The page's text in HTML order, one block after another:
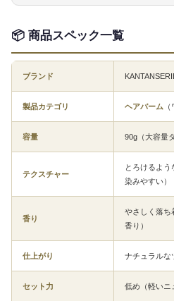
📦 商品スペック一覧
ブランド
製品カテゴリ ヘアバーム
容量 90g（大容量
テクスチャー
とろけるよう
染みやすい）
香り
やさしく落ち
香り）
仕上がり ナチュラルな
セット力 低め（軽いニ